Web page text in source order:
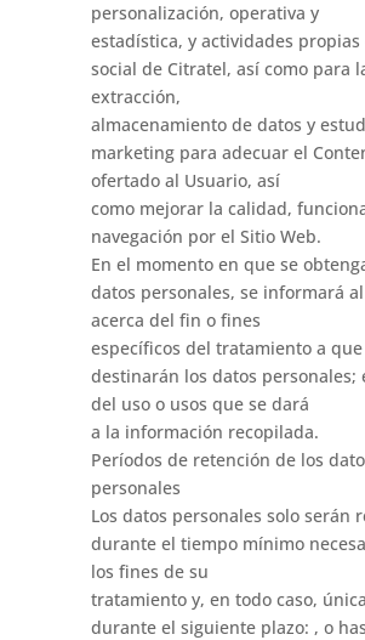
personalización, operativa y
estadística, y actividades
social de Citratel, así como para
extracción,
almacenamiento de datos y
marketing para adecuar el
ofertado al Usuario, así
como mejorar la calidad,
navegación por el Sitio Web.
En el momento en que se
datos personales, se informará
acerca del fin o fines
específicos del tratamiento a que
destinarán los datos personales;
del uso o usos que se dará
a la información recopilada.
Períodos de retención de los
personales
Los datos personales solo serán
durante el tiempo mínimo
los fines de su
tratamiento y, en todo caso,
durante el siguiente plazo: , o